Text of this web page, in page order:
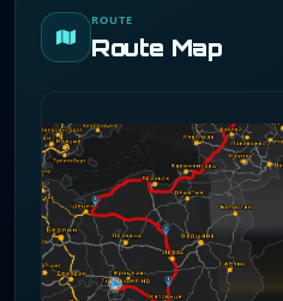
ROUTE
Route Map